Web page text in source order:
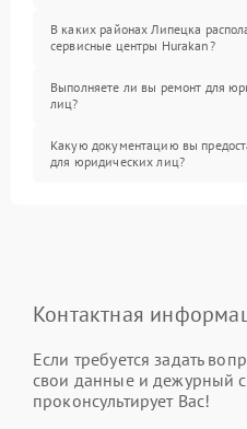
В каких районах Липецка
сервисные центры Hurakan?
Выполняете ли вы ремонт для
лиц?
Какую документацию вы
для юридических лиц?
Контактная
Если требуется задать
свои данные и дежурный
проконсультирует Вас!